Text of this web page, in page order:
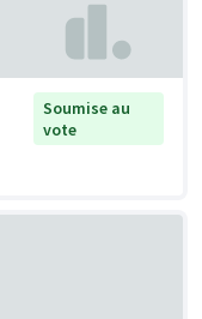
Soumise au
vote